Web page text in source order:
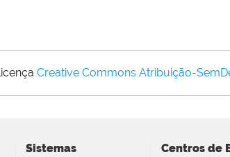
Creative Commons Atribuição-
Sistemas Centros de